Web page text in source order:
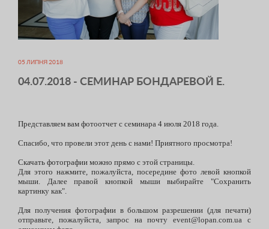
05 ЛИПНЯ 2018
04.07.2018 - СЕМИНАР БОНДАРЕВОЙ Е.
Представляем вам фотоотчет с семинара 4 июля 2018 года.
Спасибо, что провели этот день с нами! Приятного просмотра!
Скачать фотографии можно прямо с этой страницы.
Для этого нажмите, пожалуйста, посередине фото левой кнопкой
мыши. Далее правой кнопкой мыши выбирайте "Сохранить
картинку как".
Для получения фотографии в большом разрешении (для печати)
отправьте, пожалуйста, запрос на почту event@lopan.com.ua с